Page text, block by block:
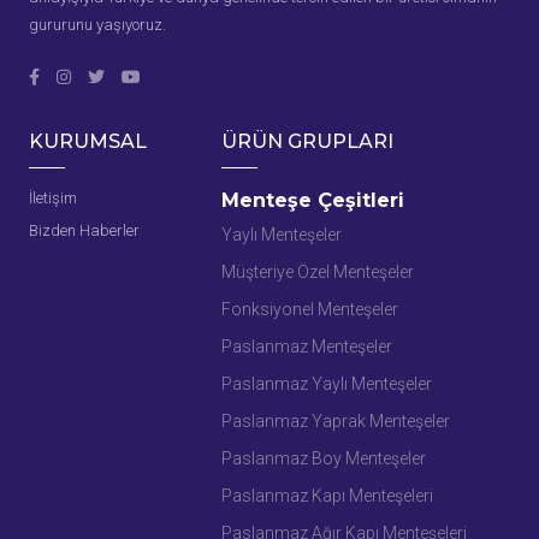
olarak kapanmasını veya belirli bir
bağlantı elemanıdır. Paslanmaz çelik
kullanılarak üretilen bu menteşeler, uzun
ömürlü kullanım ve çevresel etkilere karşı
dayanıklılık sunar.
Mensan’ın paslanmaz yaylı yaprak menteşe
koleksiyonu aşağıdaki ürünleri içerir:
Paslanmaz Yaylı Yaprak Menteşe
PYYM-761002
Kompakt tasarımı ve güçlü yay
mekanizması ile çeşitli uygulamalar
için idealdir.
Paslanmaz Yaylı Yaprak Menteşe
gururunu yaşıyoruz.
KURUMSAL
İletişim
Bizden Haberler
ÜRÜN GRUPLARI
Menteşe Çeşitleri
Yaylı Menteşeler
Müşteriye Özel Menteşeler
Fonksiyonel Menteşeler
Paslanmaz Menteşeler
Paslanmaz Yaylı Menteşeler
Paslanmaz Yaprak Menteşeler
Paslanmaz Boy Menteşeler
Paslanmaz Kapı Menteşeleri
Paslanmaz Ağır Kapı Menteşeleri